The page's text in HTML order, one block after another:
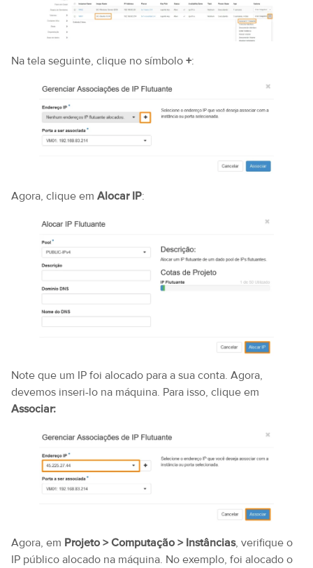
Na tela seguinte, clique no símbolo +:
Agora, clique em Alocar IP:
Note que um IP foi alocado para a sua conta. Agora,
devemos inseri-lo na máquina. Para isso, clique em
Associar:
Agora, em Projeto > Computação > Instâncias, verifique o
IP público alocado na máquina. No exemplo, foi alocado o